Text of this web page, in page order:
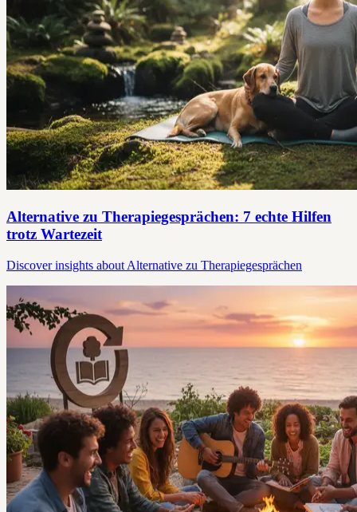
Alternative zu Therapiegesprächen: 7 echte Hilfen
trotz Wartezeit
Discover insights about Alternative zu Therapiegesprächen